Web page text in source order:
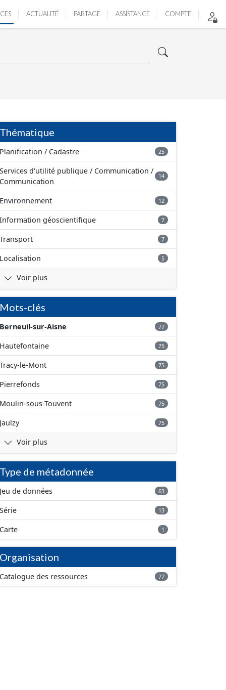
ACTUALITÉ PARTAGE ASSISTANCE COMPTE
Thématique
Planification / Cadastre 25
Services d'utilité publique / Communication /
Communication
14
Environnement 12
Information géoscientifique 7
Transport 7
Localisation 5
Voir plus
Mots-clés
Berneuil-sur-Aisne 77
Hautefontaine 75
Tracy-le-Mont 75
Pierrefonds 75
Moulin-sous-Touvent 75
Jaulzy 75
Voir plus
Type de métadonnée
Jeu de données 63
Série 13
Carte 1
Organisation
Catalogue des ressources 77